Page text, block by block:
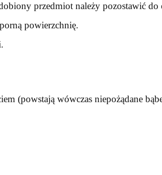
przedmiot należy pozostawić do
powierzchnię.
(powstają wówczas niepożądane